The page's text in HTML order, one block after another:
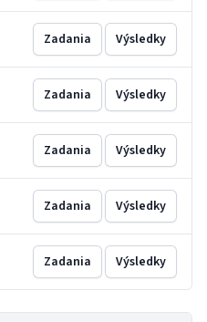
Zadania Výsledky
Zadania Výsledky
Zadania Výsledky
Zadania Výsledky
Zadania Výsledky